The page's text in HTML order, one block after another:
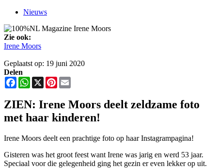
Nieuws
Zie ook:
Irene Moors
Geplaatst op: 19 juni 2020
Delen
FacebookWhatsApp
X Pinterest
ZIEN: Irene Moors deelt zeldzame foto
met haar kinderen!
Irene Moors deelt een prachtige foto op haar Instagrampagina!
Gisteren was het groot feest want Irene was jarig en werd 53 jaar.
Speciaal voor die gelegenheid ging het gezin er even lekker op uit.